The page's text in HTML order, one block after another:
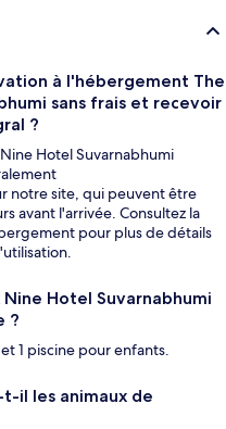
à l'hébergement The
sans frais et recevoir
?
Hotel Suvarnabhumi
notre site, qui peuvent être
avant l'arrivée. Consultez la
pour plus de détails
Hotel Suvarnabhumi
?
1 piscine pour enfants.
il les animaux de